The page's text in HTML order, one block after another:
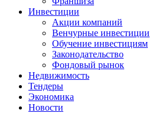
Инвестиции
Акции компаний
Венчурные инвестиции
Обучение инвестициям
Законодательство
Фондовый рынок
Недвижимость
Тендеры
Экономика
Новости